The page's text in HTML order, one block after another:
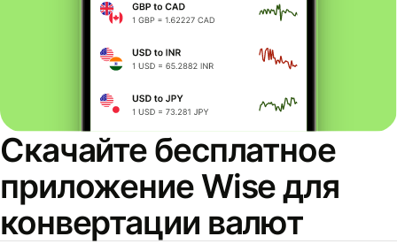
Скачайте бесплатное
приложение Wise для
конвертации валют